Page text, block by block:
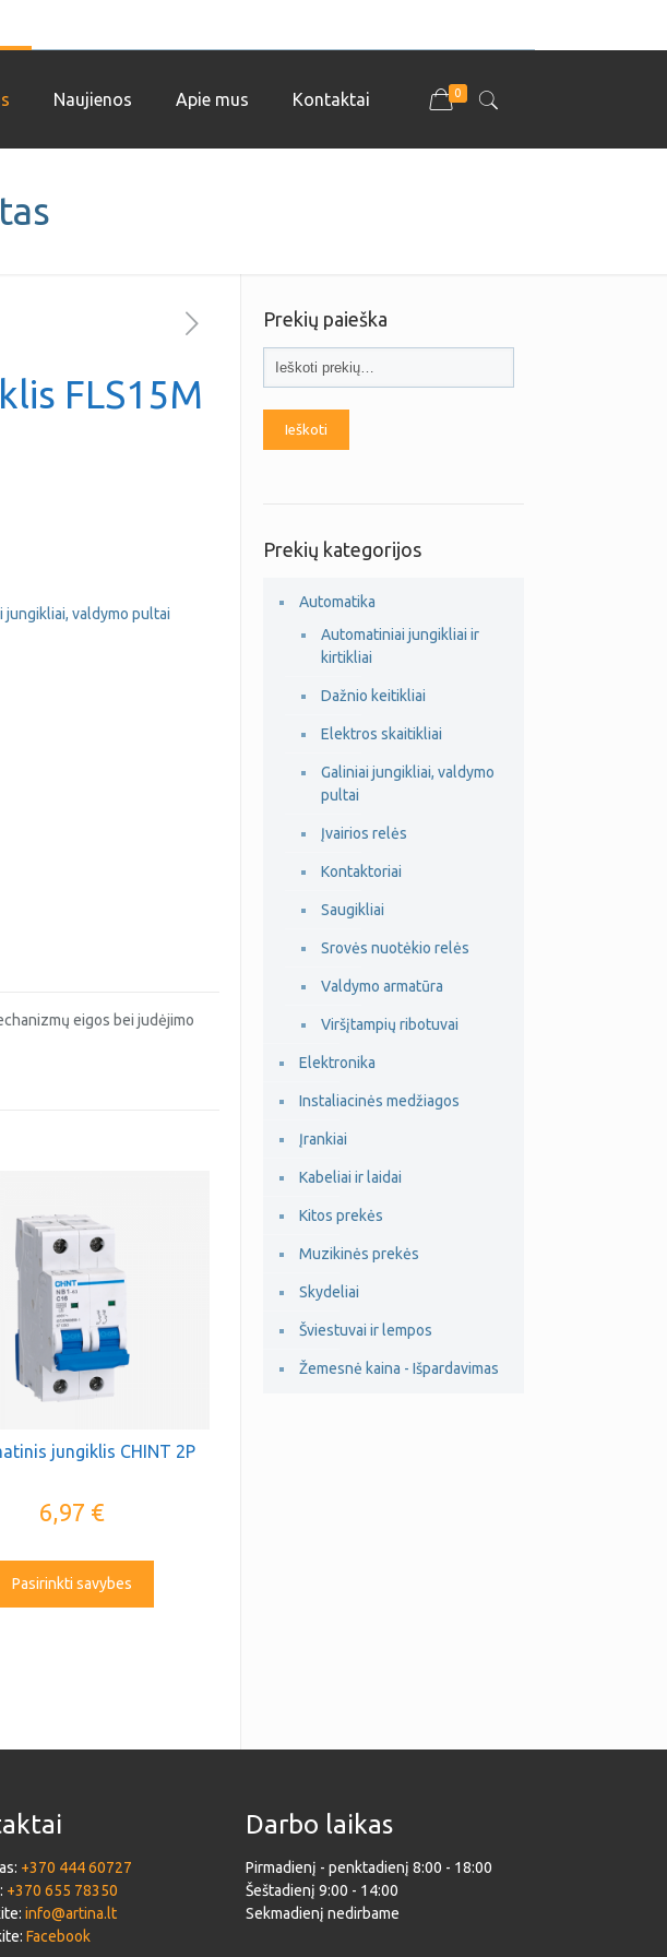
Naujienos Apie mus Kontaktai 0
FLS15M
jungikliai, valdymo pultai
eigos bei judėjimo
jungiklis CHINT 2P
6,97 €
Pasirinkti savybes
Prekių paieška
Ieškoti
Prekių kategorijos
Automatika
Automatiniai jungikliai ir
kirtikliai
Dažnio keitikliai
Elektros skaitikliai
Galiniai jungikliai, valdymo
pultai
Įvairios relės
Kontaktoriai
Saugikliai
Srovės nuotėkio relės
Valdymo armatūra
Viršįtampių ribotuvai
Elektronika
Instaliacinės medžiagos
Įrankiai
Kabeliai ir laidai
Kitos prekės
Muzikinės prekės
Skydeliai
Šviestuvai ir lempos
Žemesnė kaina - Išpardavimas
+370 444 60727
+370 655 78350
info@artina.lt
Facebook
Darbo laikas
Pirmadienį - penktadienį 8:00 - 18:00
Šeštadienį 9:00 - 14:00
Sekmadienį nedirbame